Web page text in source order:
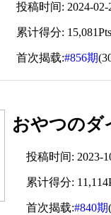
投稿时间: 2024-02-
累计得分:
首次揭载:#856期
おやつのダ
投稿时间: 2023-
累计得分:
首次揭载:#840期